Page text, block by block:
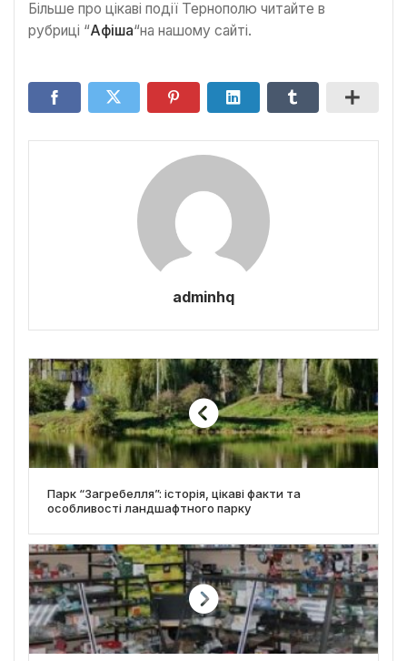
Більше про цікаві події Тернополю читайте в
рубриці “Афіша“на нашому сайті.
adminhq
Парк “Загребелля”: історія, цікаві факти та
особливості ландшафтного парку